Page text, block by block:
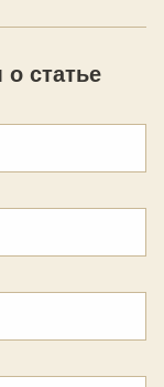
статье